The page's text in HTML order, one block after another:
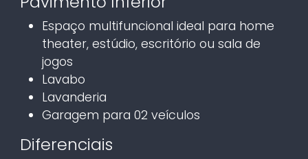
Espaço multifuncional ideal para home
theater, estúdio, escritório ou sala de
jogos
Lavabo
Lavanderia
Garagem para 02 veículos
Diferenciais